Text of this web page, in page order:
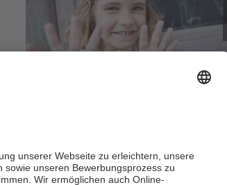
in der Region sehr!
von Herzen für Ihre Unterstützung und
mehr über die Arbeit unserer